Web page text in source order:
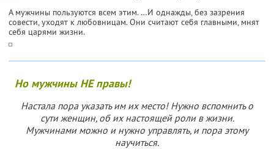
А мужчины пользуются всем этим. …И однажды, без зазрения
совести, уходят к любовницам. Они считают себя главными, мнят
себя царями жизни.
Но мужчины НЕ правы!
Настала пора указать им их место! Нужно вспомнить о
сути женщин, об их настоящей роли в жизни.
Мужчинами можно и нужно управлять, и пора этому
научиться.